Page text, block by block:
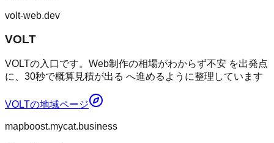
volt-web.dev
VOLT
VOLTの入口です。Web制作の相場がわからず不安 を出発点
に、30秒で概算見積が出る へ進めるように整理しています
VOLTの地域ページ
mapboost.mycat.business